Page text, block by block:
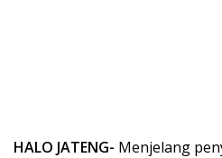
HALO JATENG- Menjelang